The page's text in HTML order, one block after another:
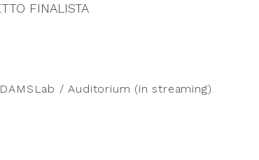
FINALISTA
/ Auditorium (in streaming)